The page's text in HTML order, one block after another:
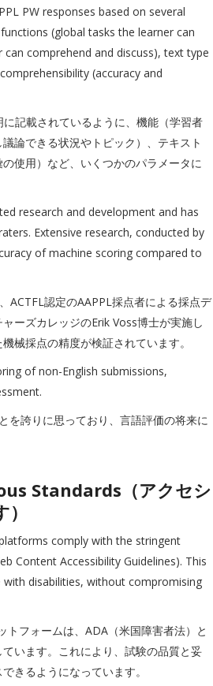
PW responses based on several
(global tasks the learner can
comprehend and discuss), text type
(accuracy and
記載されているように、機能（学習者
論できる状況やトピック）、テキスト
使用）など、いくつかのパラメータに
research and development and has
Extensive research, conducted by
of machine scoring compared to
ACTFL認定のAAPPL採点者による採点デ
ーズカレッジのErik Voss博士が実施し
械採点の精度が検証されています。
of non-English submissions,
を誇りに思っており、言語評価の将来に
Standards（アクセシ
comply with the stringent
Content Accessibility Guidelines). This
disabilities, without compromising
トフォームは、ADA（米国障害者法）と
います。これにより、試験の品質と妥
きるようになっています。